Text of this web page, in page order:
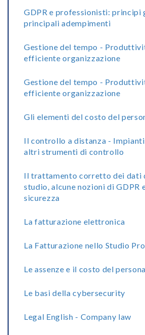
GDPR e professionisti: principi
principali adempimenti
Gestione del tempo -
efficiente organizzazione
Gestione del tempo -
efficiente organizzazione
Gli elementi del costo del
Il controllo a distanza -
altri strumenti di controllo
Il trattamento corretto dei dati
studio, alcune nozioni di GDPR
sicurezza
La fatturazione elettronica
La Fatturazione nello Studio
Le assenze e il costo del
Le basi della cybersecurity
Legal English - Company law